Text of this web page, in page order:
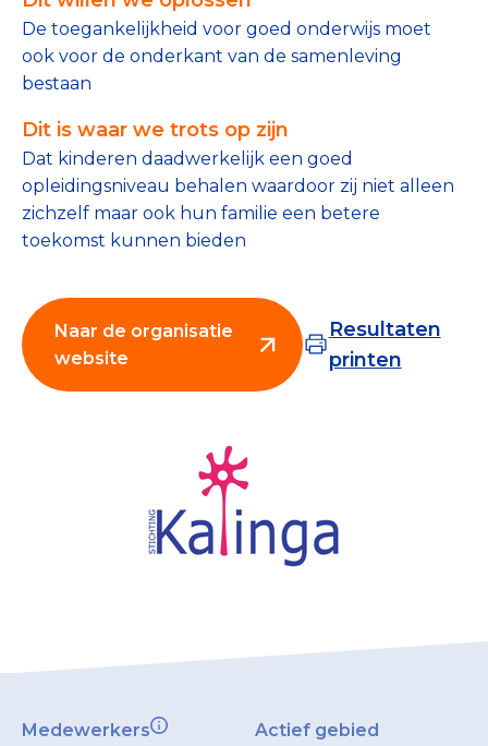
Tips bij doneren: zo geef je veilig
Data & Onderzoek
Betrouwbare data over goede doelen
CBF-publicaties
State of the Sector
Contact & Signalen
Collecterooster/wervingrooster
Veelgestelde vragen
De toegankelijkheid voor goed onderwijs moet
ook voor de onderkant van de samenleving
bestaan
Dit is waar we trots op zijn
Dat kinderen daadwerkelijk een goed
opleidingsniveau behalen waardoor zij niet alleen
zichzelf maar ook hun familie een betere
toekomst kunnen bieden
Naar de organisatie
website
Resultaten
printen
Medewerkers
Actief gebied